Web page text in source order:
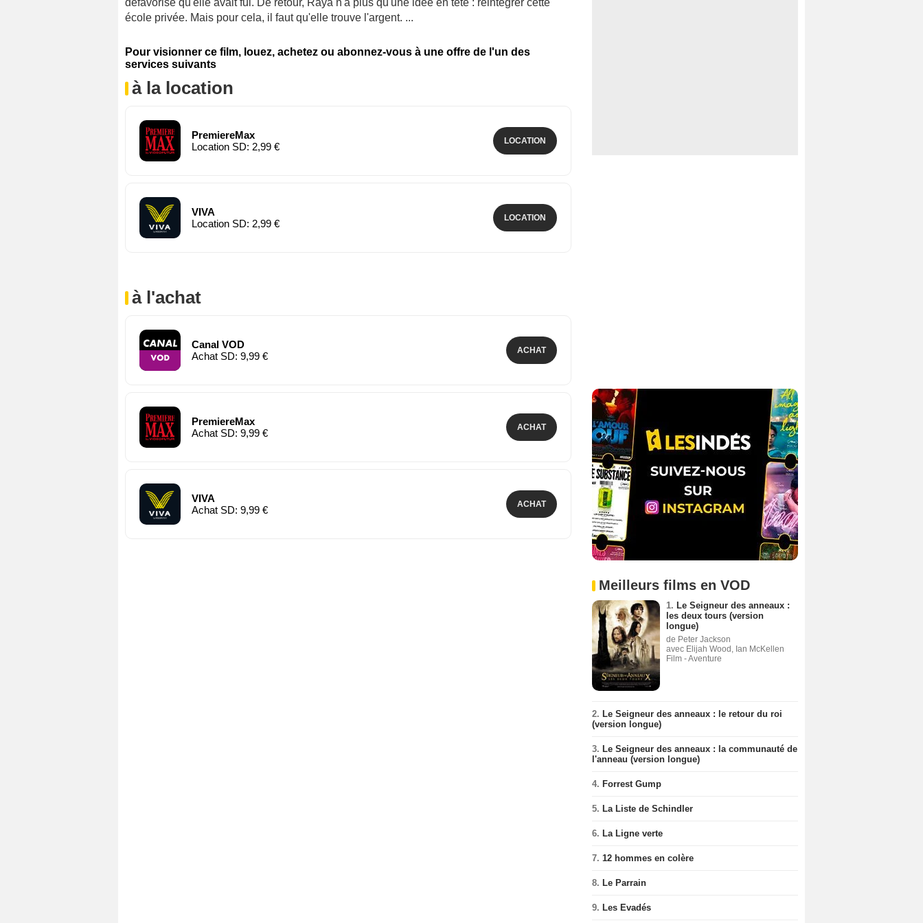
défavorisé qu'elle avait fui. De retour, Raya n'a plus qu'une idée en tête : réintégrer cette
école privée. Mais pour cela, il faut qu'elle trouve l'argent. ...
Pour visionner ce film, louez, achetez ou abonnez-vous à une offre de l'un des
services suivants
à la location
PremiereMax
Location SD: 2,99 €
LOCATION
VIVA
Location SD: 2,99 €
LOCATION
à l'achat
Canal VOD
Achat SD: 9,99 €
ACHAT
PremiereMax
Achat SD: 9,99 €
ACHAT
VIVA
Achat SD: 9,99 €
ACHAT
Meilleurs films en VOD
1. Le Seigneur des anneaux :
les deux tours (version
longue)
de Peter Jackson
avec Elijah Wood, Ian McKellen
Film - Aventure
2. Le Seigneur des anneaux : le retour du roi
(version longue)
3. Le Seigneur des anneaux : la communauté de
l'anneau (version longue)
4. Forrest Gump
5. La Liste de Schindler
6. La Ligne verte
7. 12 hommes en colère
8. Le Parrain
9. Les Evadés